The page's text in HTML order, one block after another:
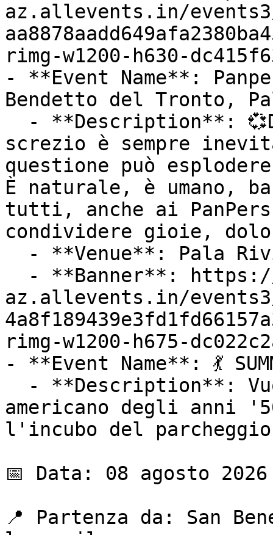
az.allevents.in/events3/
rimg-w1200-h630-
- **Event Name**:
Bendetto del Tronto,
screzio è sempre
questione può
È naturale, è umano,
tutti, anche ai
condividere gioie,
az.allevents.in/events3/
rimg-w1200-h675-
- **Event Name**: 💃
americano degli anni
l'incubo del
📅 Data: 08 agosto 2026
📍 Partenza da: San